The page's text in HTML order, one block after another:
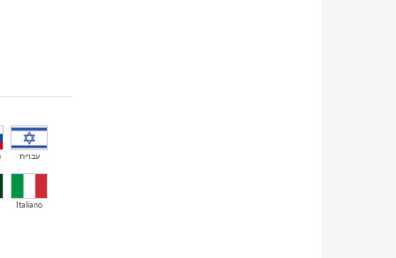
עברית
Italiano